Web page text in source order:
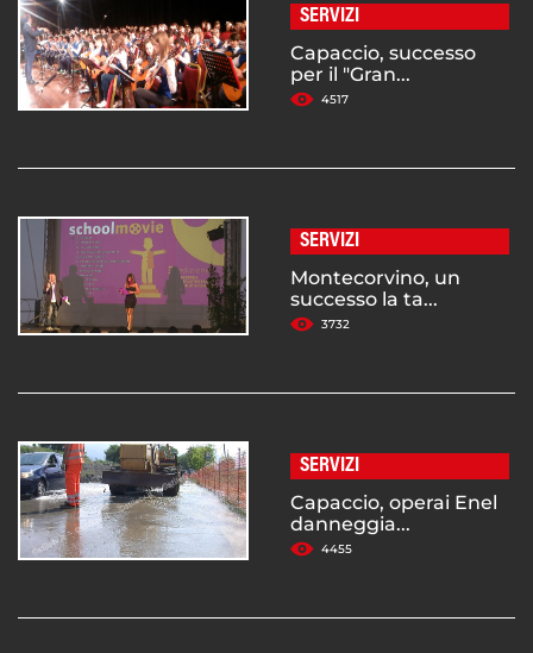
SERVIZI
Capaccio, successo
per il "Gran...
4517
SERVIZI
Montecorvino, un
successo la ta...
3732
SERVIZI
Capaccio, operai Enel
danneggia...
4455